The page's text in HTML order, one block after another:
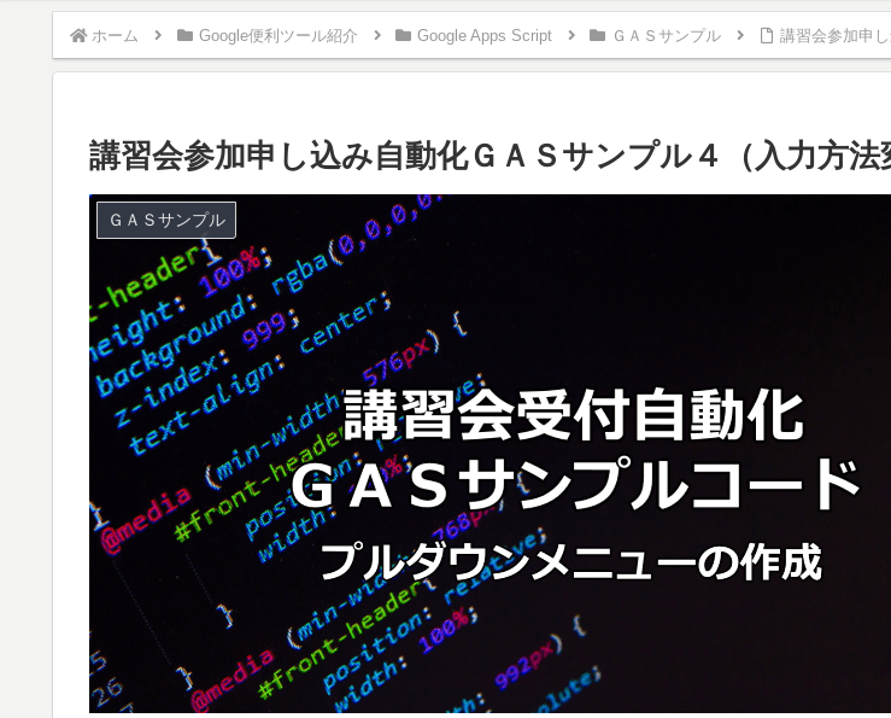
ホーム Google便利ツール紹介 Google Apps Script ＧＡＳサンプル 講習会参加申
講習会参加申し込み自動化ＧＡＳサンプル４（入力方法
ＧＡＳサンプル